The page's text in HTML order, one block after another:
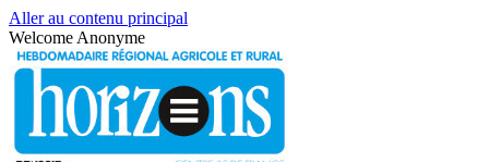
Aller au contenu principal
Welcome Anonyme